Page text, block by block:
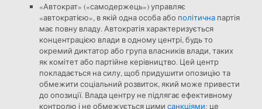
«Автократ» («самодержець») управляє
«автократією», в якій одна особа або політичнапартія
має повну владу. Автократія характеризується
концентрацією влади в одному центрі, будь то
окремий диктатор або група власників влади, таких
як комітет або партійне керівництво. Цей центр
покладається на силу, щоб придушити опозицію та
обмежити соціальний розвиток, який може привести
до опозиції. Влада центру не підлягає ефективному
контролю і не обмежується цими санкціями: це